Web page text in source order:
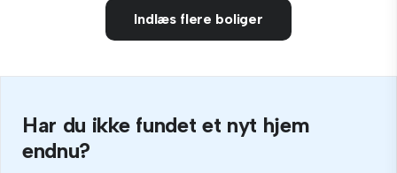
Indlæs flere boliger
Har du ikke fundet et nyt hjem
endnu?